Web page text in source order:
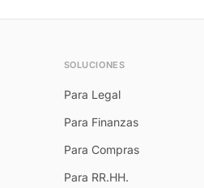
SOLUCIONES
Para Legal
Para Finanzas
Para Compras
Para RR.HH.